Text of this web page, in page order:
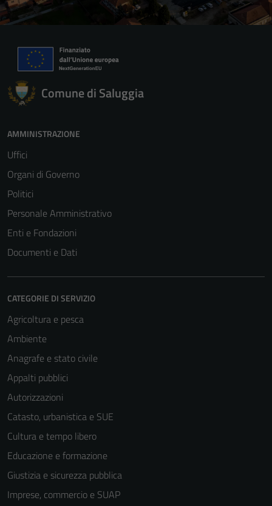
Comune di Saluggia
AMMINISTRAZIONE
Uffici
Organi di Governo
Politici
Personale Amministrativo
Enti e Fondazioni
Documenti e Dati
CATEGORIE DI SERVIZIO
Agricoltura e pesca
Ambiente
Anagrafe e stato civile
Appalti pubblici
Autorizzazioni
Catasto, urbanistica e SUE
Cultura e tempo libero
Educazione e formazione
Giustizia e sicurezza pubblica
Imprese, commercio e SUAP